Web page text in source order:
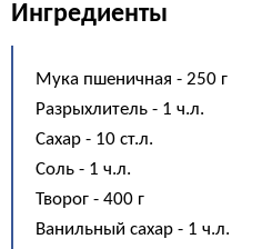
Ингредиенты
Мука пшеничная - 250 г
Разрыхлитель - 1 ч.л.
Сахар - 10 ст.л.
Соль - 1 ч.л.
Творог - 400 г
Ванильный сахар - 1 ч.л.